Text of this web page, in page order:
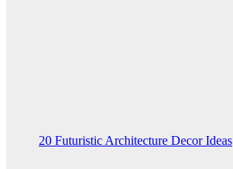
20 Futuristic Architecture Decor Ideas